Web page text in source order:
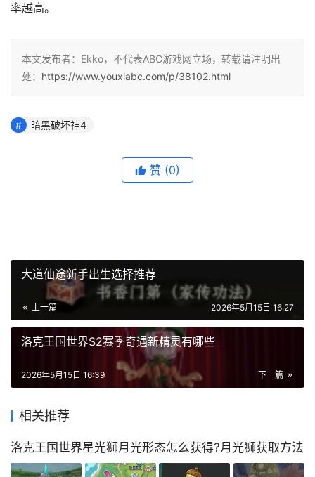
率越高。
本文发布者：Ekko，不代表ABC游戏网立场，转载请注明出
处： https://www.youxiabc.com/p/38102.html
暗黑破坏神4
赞 (0)
大道仙途新手出生选择推荐
上一篇 2026年5月15日 16:27
洛克王国世界S2赛季奇遇新精灵有哪些
下一篇
2026年5月15日 16:39
相关推荐
洛克王国世界星光狮月光形态怎么获得?月光狮获取方法